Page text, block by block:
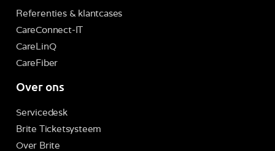
Referenties & klantcases
CareConnect-IT
CareLinQ
CareFiber
Over ons
Servicedesk
Brite Ticketsysteem
Over Brite